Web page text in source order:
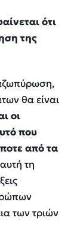
ότι
της
θα είναι
οι
που
από τα
τη
των τριών